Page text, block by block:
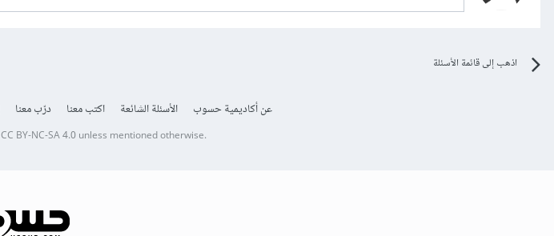
اذهب إلى قائمة الأسئلة
عن أكاديمية حسوب الأسئلة الشائعة اكتب معنا درّب معنا
CC BY-NC-SA 4.0unless mentioned otherwise.